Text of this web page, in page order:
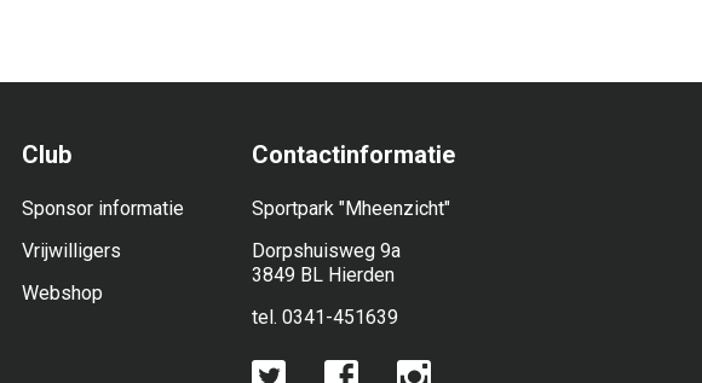
Club
Sponsor informatie
Vrijwilligers
Webshop
Contactinformatie
Sportpark "Mheenzicht"
Dorpshuisweg 9a
3849 BL Hierden
tel. 0341-451639